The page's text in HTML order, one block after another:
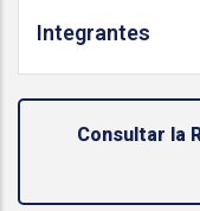
Integrantes
Consultar la